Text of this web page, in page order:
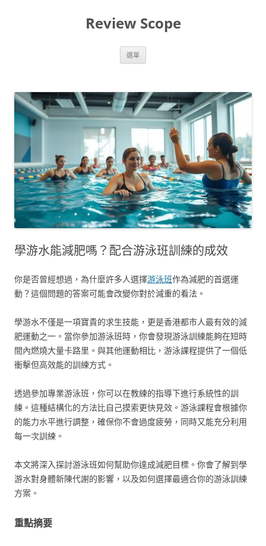
Review Scope
選單
學游水能減肥嗎？配合游泳班訓練的成效
你是否曾經想過，為什麼許多人選擇游泳班作為減肥的首選運
動？這個問題的答案可能會改變你對於減重的看法。
學游水不僅是一項寶貴的求生技能，更是香港都市人最有效的減
肥運動之一。當你參加游泳班時，你會發現游泳訓練能夠在短時
間內燃燒大量卡路里。與其他運動相比，游泳課程提供了一個低
衝擊但高效能的訓練方式。
透過參加專業游泳班，你可以在教練的指導下進行系統性的訓
練。這種結構化的方法比自己摸索更快見效。游泳課程會根據你
的能力水平進行調整，確保你不會過度疲勞，同時又能充分利用
每一次訓練。
本文將深入探討游泳班如何幫助你達成減肥目標。你會了解到學
游水對身體新陳代謝的影響，以及如何選擇最適合你的游泳訓練
方案。
重點摘要